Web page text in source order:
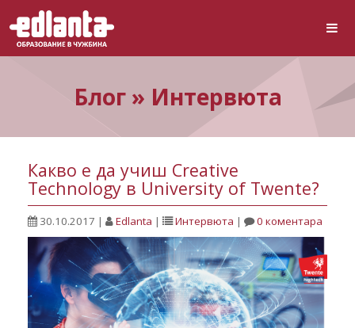
Блог » Интервюта
Какво е да учиш Creative
Technology в University of Twente?
30.10.2017 | Edlanta | Интервюта | 0 коментара